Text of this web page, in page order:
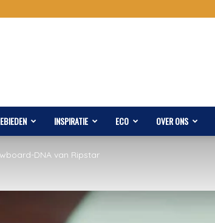
INSPIRATIE ECO OVER ONS
DNA van Ripstar